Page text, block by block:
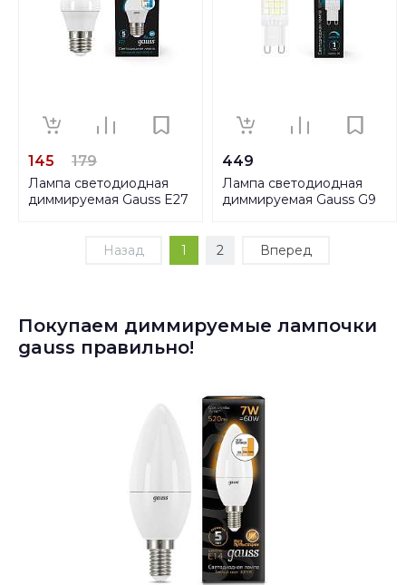
145 179
Лампа светодиодная
диммируемая Gauss E27
449
Лампа светодиодная
диммируемая Gauss G9
Назад
1 2 Вперед
Покупаем диммируемые лампочки
gauss правильно!